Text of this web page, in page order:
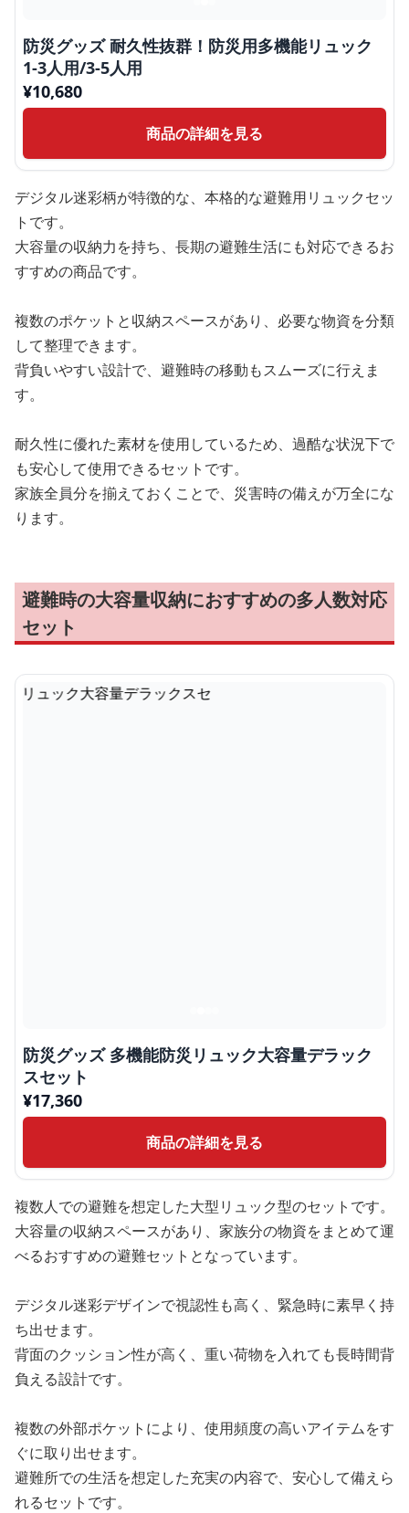
防災グッズ 耐久性抜群！防災用多機能リュック
1-3人用/3-5人用
¥10,680
商品の詳細を見る
デジタル迷彩柄が特徴的な、本格的な避難用リュックセッ
トです。
大容量の収納力を持ち、長期の避難生活にも対応できるお
すすめの商品です。
複数のポケットと収納スペースがあり、必要な物資を分類
して整理できます。
背負いやすい設計で、避難時の移動もスムーズに行えま
す。
耐久性に優れた素材を使用しているため、過酷な状況下で
も安心して使用できるセットです。
家族全員分を揃えておくことで、災害時の備えが万全にな
ります。
避難時の大容量収納におすすめの多人数対応
セット
防災グッズ 多機能防災リュック大容量デラック
スセット
¥17,360
商品の詳細を見る
複数人での避難を想定した大型リュック型のセットです。
大容量の収納スペースがあり、家族分の物資をまとめて運
べるおすすめの避難セットとなっています。
デジタル迷彩デザインで視認性も高く、緊急時に素早く持
ち出せます。
背面のクッション性が高く、重い荷物を入れても長時間背
負える設計です。
複数の外部ポケットにより、使用頻度の高いアイテムをす
ぐに取り出せます。
避難所での生活を想定した充実の内容で、安心して備えら
れるセットです。